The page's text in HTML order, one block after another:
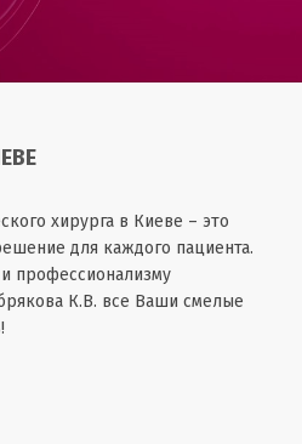
хирурга в Киеве – это
для каждого пациента.
профессионализму
К.В. все Ваши смелые